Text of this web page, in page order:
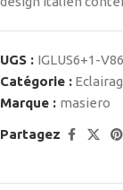
UGS : IGLUS6+1-V86
Catégorie :
Marque : masiero
Partagez